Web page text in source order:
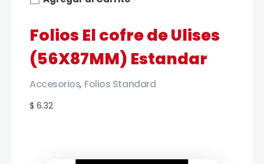
Folios El cofre de Ulises
(56X87MM) Estandar
$ 6.32
Accesorios, Folios Standard